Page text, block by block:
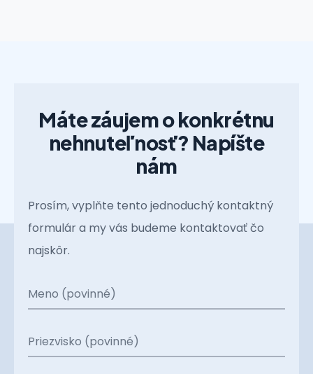
Máte záujem o konkrétnu
nehnuteľnosť? Napíšte
nám
Prosím, vyplňte tento jednoduchý kontaktný
formulár a my vás budeme kontaktovať čo
najskôr.
Meno (povinné)
Priezvisko (povinné)